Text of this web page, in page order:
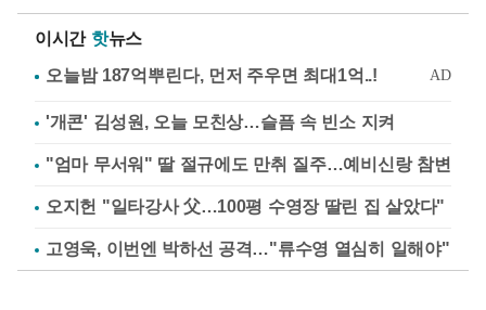
이시간 핫뉴스
'개콘' 김성원, 오늘 모친상…슬픔 속 빈소 지켜
"엄마 무서워" 딸 절규에도 만취 질주…예비신랑 참변
오지헌 "일타강사 父…100평 수영장 딸린 집 살았다"
고영욱, 이번엔 박하선 공격…"류수영 열심히 일해야"